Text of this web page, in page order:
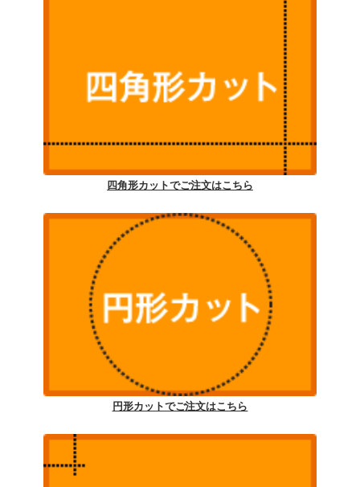
四角形カットでご注文はこちら
円形カットでご注文はこちら